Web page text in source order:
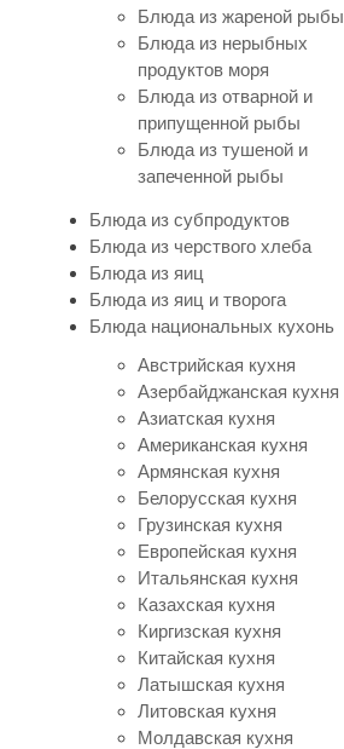
Блюда из жареной рыбы
Блюда из нерыбных
продуктов моря
Блюда из отварной и
припущенной рыбы
Блюда из тушеной и
запеченной рыбы
Блюда из субпродуктов
Блюда из черствого хлеба
Блюда из яиц
Блюда из яиц и творога
Блюда национальных кухонь
Австрийская кухня
Азербайджанская кухня
Азиатская кухня
Американская кухня
Армянская кухня
Белорусская кухня
Грузинская кухня
Европейская кухня
Итальянская кухня
Казахская кухня
Киргизская кухня
Китайская кухня
Латышская кухня
Литовская кухня
Молдавская кухня